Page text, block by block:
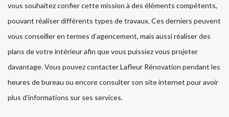
vous souhaitez confier cette mission à des éléments compétents,
pouvant réaliser différents types de travaux. Ces derniers peuvent
vous conseiller en termes d’agencement, mais aussi réaliser des
plans de votre intérieur afin que vous puissiez vous projeter
davantage. Vous pouvez contacter Lafleur Rénovation pendant les
heures de bureau ou encore consulter son site internet pour avoir
plus d’informations sur ses services.